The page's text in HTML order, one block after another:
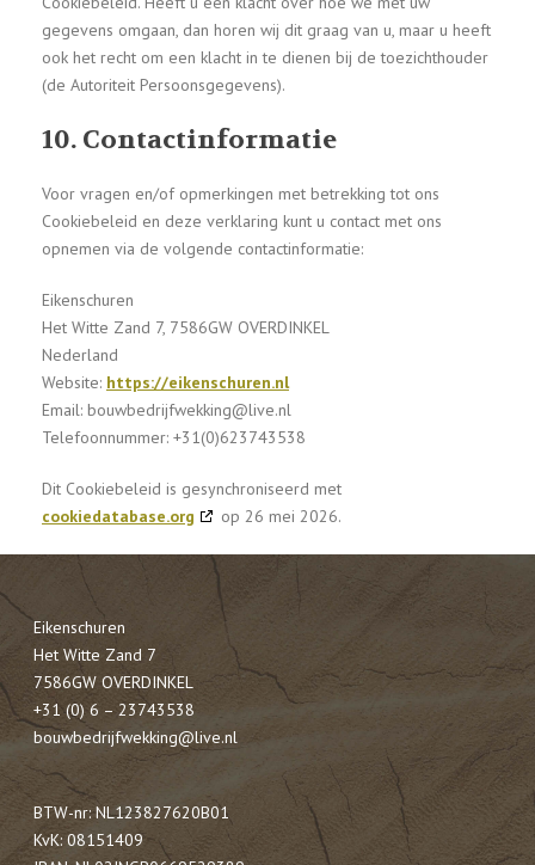
gegevens omgaan, dan horen wij dit graag van u, maar u heeft
ook het recht om een klacht in te dienen bij de toezichthouder
(de Autoriteit Persoonsgegevens).
10. Contactinformatie
Voor vragen en/of opmerkingen met betrekking tot ons
Cookiebeleid en deze verklaring kunt u contact met ons
opnemen via de volgende contactinformatie:
Eikenschuren
Het Witte Zand 7, 7586GW OVERDINKEL
Nederland
Website: https://eikenschuren.nl
Email: bouwbedrijfwekking@live.nl
Telefoonnummer: +31(0)623743538
Dit Cookiebeleid is gesynchroniseerd met
cookiedatabase.org
op 26 mei 2026.
Eikenschuren
Het Witte Zand 7
7586GW OVERDINKEL
+31 (0) 6 – 23743538
bouwbedrijfwekking@live.nl
BTW-nr: NL123827620B01
KvK: 08151409